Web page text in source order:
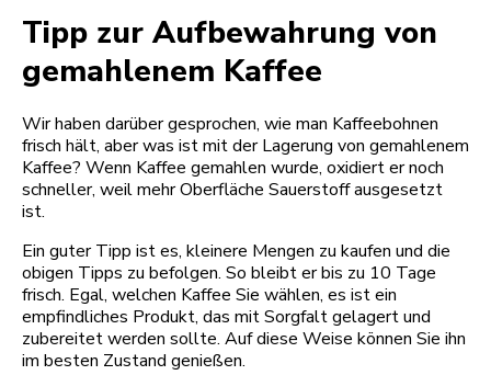
Tipp zur Aufbewahrung von
gemahlenem Kaffee
Wir haben darüber gesprochen, wie man Kaffeebohnen
frisch hält, aber was ist mit der Lagerung von gemahlenem
Kaffee? Wenn Kaffee gemahlen wurde, oxidiert er noch
schneller, weil mehr Oberfläche Sauerstoff ausgesetzt
ist.
Ein guter Tipp ist es, kleinere Mengen zu kaufen und die
obigen Tipps zu befolgen. So bleibt er bis zu 10 Tage
frisch. Egal, welchen Kaffee Sie wählen, es ist ein
empfindliches Produkt, das mit Sorgfalt gelagert und
zubereitet werden sollte. Auf diese Weise können Sie ihn
im besten Zustand genießen.